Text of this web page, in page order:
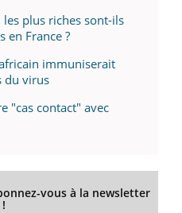
plus riches sont-ils
en France ?
immuniserait
du virus
"cas contact" avec
vous à la newsletter
!